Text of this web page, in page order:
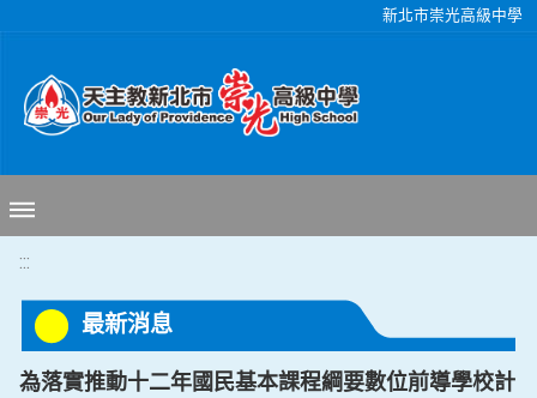
新北市崇光高級中學
:::
最新消息
為落實推動十二年國民基本課程綱要數位前導學校計